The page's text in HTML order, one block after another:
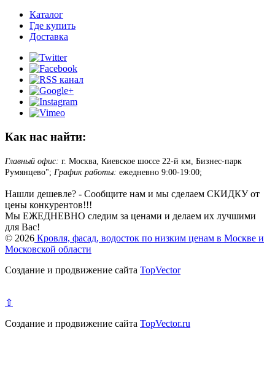
Каталог
Где купить
Доставка
Как нас найти:
Главный офис: г. Москва, Киевское шоссе 22-й км, Бизнес-парк
Румянцево"; График работы: ежедневно 9:00-19:00;
Нашли дешевле? - Сообщите нам и мы сделаем СКИДКУ от
цены конкурентов!!!
Мы ЕЖЕДНЕВНО следим за ценами и делаем их лучшими
для Вас!
© 2026 Кровля, фасад, водосток по низким ценам в Москве и
Московской области
Создание и продвижение сайта TopVector
⇧
Создание и продвижение сайта TopVector.ru